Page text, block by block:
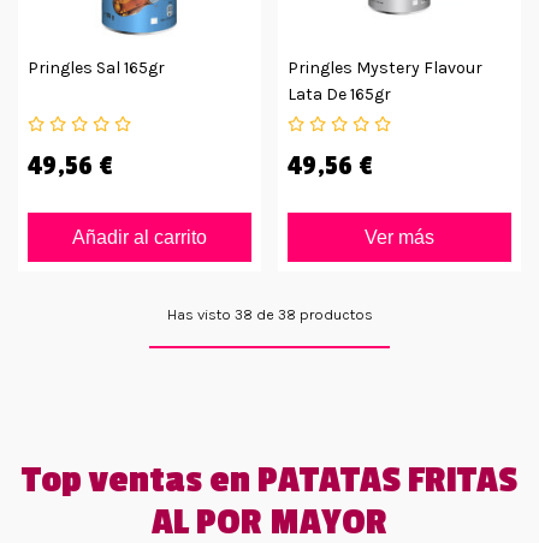
Pringles Sal 165gr
49,56 €
Añadir al carrito
Pringles Mystery Flavour
Lata De 165gr
49,56 €
Ver más
Has visto 38 de 38 productos
Top ventas en PATATAS FRITAS
AL POR MAYOR